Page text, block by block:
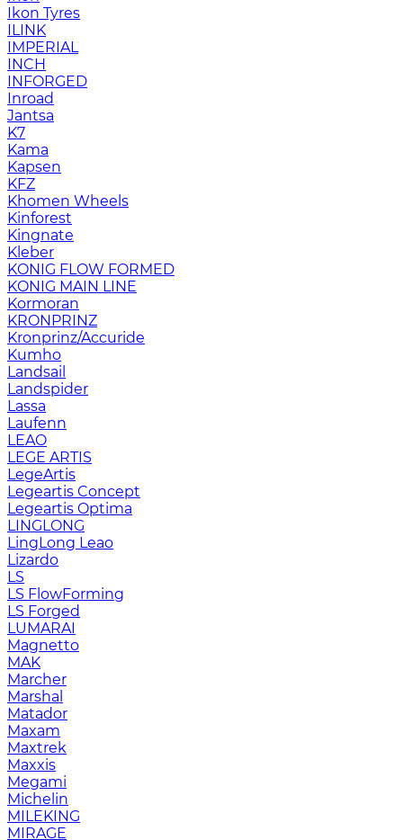
Ikon Tyres
ILINK
IMPERIAL
INCH
INFORGED
Inroad
Jantsa
K7
Kama
Kapsen
KFZ
Khomen Wheels
Kinforest
Kingnate
Kleber
KONIG FLOW FORMED
KONIG MAIN LINE
Kormoran
KRONPRINZ
Kronprinz/Accuride
Kumho
Landsail
Landspider
Lassa
Laufenn
LEAO
LEGE ARTIS
LegeArtis
Legeartis Concept
Legeartis Optima
LINGLONG
LingLong Leao
Lizardo
LS
LS FlowForming
LS Forged
LUMARAI
Magnetto
MAK
Marcher
Marshal
Matador
Maxam
Maxtrek
Maxxis
Megami
Michelin
MILEKING
MIRAGE